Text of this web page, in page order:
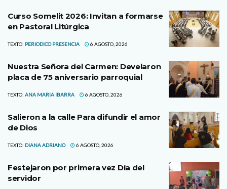
Curso Somelit 2026: Invitan a formarse
en Pastoral Litúrgica
TEXTO: PERIODICO PRESENCIA 6 AGOSTO, 2026
Nuestra Señora del Carmen: Develaron
placa de 75 aniversario parroquial
TEXTO: ANA MARIA IBARRA 6 AGOSTO, 2026
Salieron a la calle Para difundir el amor
de Dios
TEXTO: DIANA ADRIANO 6 AGOSTO, 2026
Festejaron por primera vez Día del
servidor